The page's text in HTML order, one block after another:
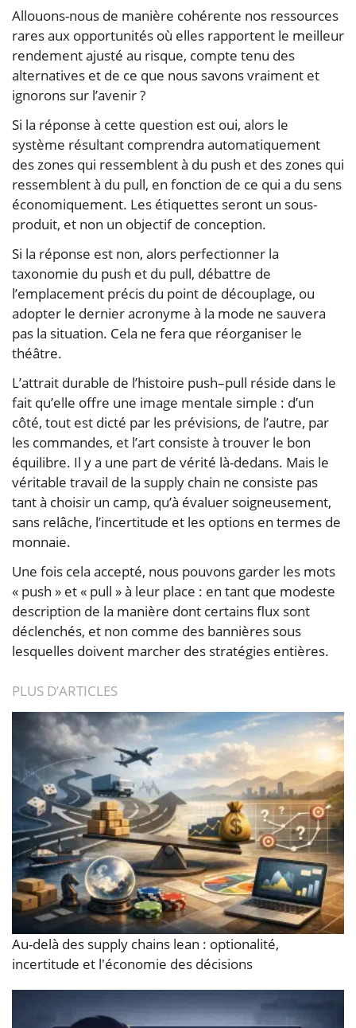
Allouons-nous de manière cohérente nos ressources
rares aux opportunités où elles rapportent le meilleur
rendement ajusté au risque, compte tenu des
alternatives et de ce que nous savons vraiment et
ignorons sur l’avenir ?
Si la réponse à cette question est oui, alors le
système résultant comprendra automatiquement
des zones qui ressemblent à du push et des zones qui
ressemblent à du pull, en fonction de ce qui a du sens
économiquement. Les étiquettes seront un sous-
produit, et non un objectif de conception.
Si la réponse est non, alors perfectionner la
taxonomie du push et du pull, débattre de
l’emplacement précis du point de découplage, ou
adopter le dernier acronyme à la mode ne sauvera
pas la situation. Cela ne fera que réorganiser le
théâtre.
L’attrait durable de l’histoire push–pull réside dans le
fait qu’elle offre une image mentale simple : d’un
côté, tout est dicté par les prévisions, de l’autre, par
les commandes, et l’art consiste à trouver le bon
équilibre. Il y a une part de vérité là-dedans. Mais le
véritable travail de la supply chain ne consiste pas
tant à choisir un camp, qu’à évaluer soigneusement,
sans relâche, l’incertitude et les options en termes de
monnaie.
Une fois cela accepté, nous pouvons garder les mots
« push » et « pull » à leur place : en tant que modeste
description de la manière dont certains flux sont
déclenchés, et non comme des bannières sous
lesquelles doivent marcher des stratégies entières.
PLUS D’ARTICLES
Au-delà des supply chains lean : optionalité,
incertitude et l'économie des décisions